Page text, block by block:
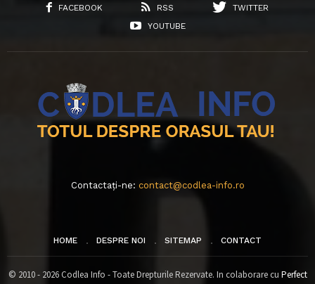
FACEBOOK RSS
TWITTER
YOUTUBE
Contactați-ne: contact@codlea-info.ro
HOME DESPRE NOI SITEMAP CONTACT
© 2010 - 2026 Codlea Info - Toate Drepturile Rezervate. In colaborare cu Perfect